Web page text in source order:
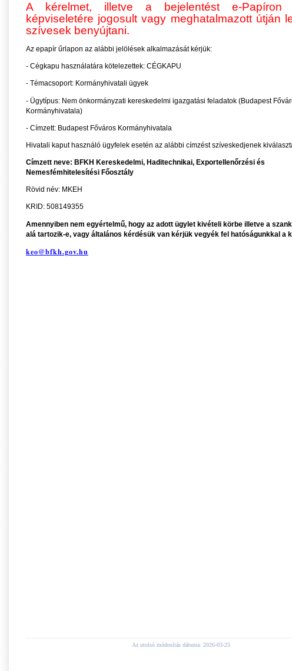
A kérelmet, illetve a bejelentéste-Papíron
képviseletére jogosult vagy meghatalmazott útján
szívesek benyújtani.
Az epapír űrlapon az alábbi jelölések alkalmazását kérjük:
- Cégkapu használatára kötelezettek: CÉGKAPU
- Témacsoport: Kormányhivatali ügyek
- Ügytípus: Nem önkormányzati kereskedelmi igazgatási feladatok (Budapest
Kormányhivatala)
- Címzett: Budapest Főváros Kormányhivatala
Hivatali kaput használó ügyfelek esetén az alábbi címzést szíveskedjenek
Címzett neve: BFKH Kereskedelmi, Haditechnikai, Exportellenőrzési és
Nemesfémhitelesítési Főosztály
Rövid név: MKEH
KRID: 508149355
Amennyiben nem egyértelmű, hogy az adott ügylet kivételi körbe illetve a
alá tartozik-e, vagy általános kérdésük van kérjük vegyék fel hatóságunkkal a
keo@bfkh.gov.hu
Az utolsó módosítás dátuma: 2026-03-25